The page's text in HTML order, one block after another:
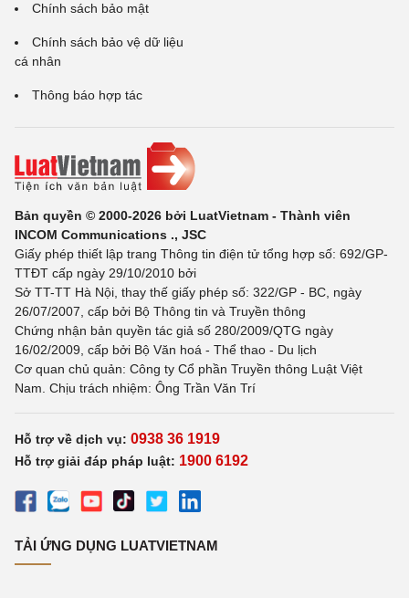
Chính sách bảo mật
Chính sách bảo vệ dữ liệu
cá nhân
Thông báo hợp tác
Bản quyền © 2000-2026 bởi LuatVietnam - Thành viên
INCOM Communications ., JSC
Giấy phép thiết lập trang Thông tin điện tử tổng hợp số: 692/GP-
TTĐT cấp ngày 29/10/2010 bởi
Sở TT-TT Hà Nội, thay thế giấy phép số: 322/GP - BC, ngày
26/07/2007, cấp bởi Bộ Thông tin và Truyền thông
Chứng nhận bản quyền tác giả số 280/2009/QTG ngày
16/02/2009, cấp bởi Bộ Văn hoá - Thể thao - Du lịch
Cơ quan chủ quản: Công ty Cổ phần Truyền thông Luật Việt
Nam. Chịu trách nhiệm: Ông Trần Văn Trí
Hỗ trợ về dịch vụ: 0938 36 1919
Hỗ trợ giải đáp pháp luật: 1900 6192
TẢI ỨNG DỤNG LUATVIETNAM